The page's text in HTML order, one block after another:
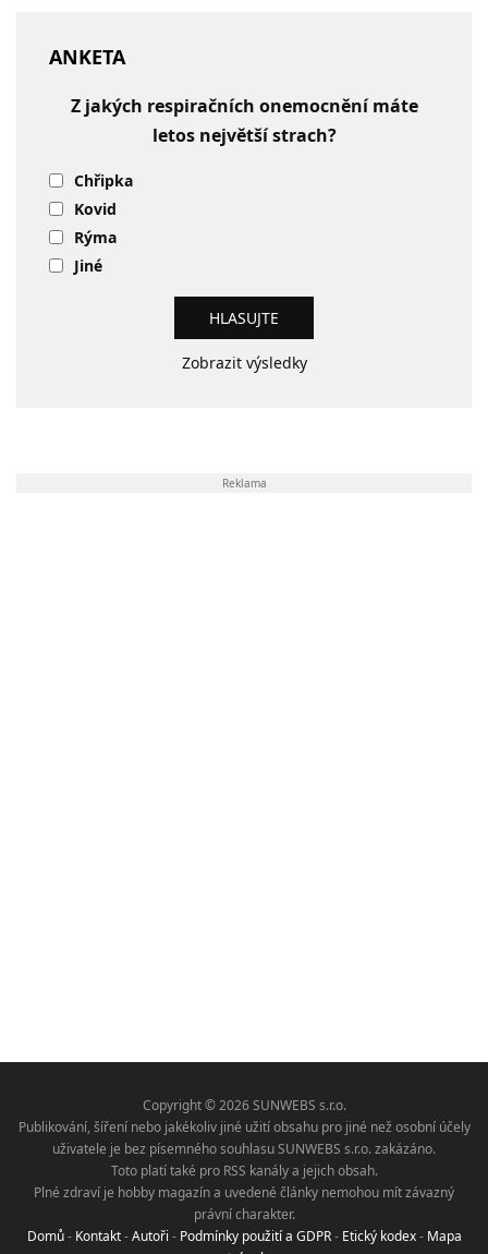
ANKETA
Z jakých respiračních onemocnění máte
letos největší strach?
Chřipka
Kovid
Rýma
Jiné
Zobrazit výsledky
Reklama
Copyright © 2026 SUNWEBS s.r.o.
Publikování, šíření nebo jakékoliv jiné užití obsahu pro jiné než osobní účely
uživatele je bez písemného souhlasu SUNWEBS s.r.o. zakázáno.
Toto platí také pro RSS kanály a jejich obsah.
Plné zdraví je hobby magazín a uvedené články nemohou mít závazný
právní charakter.
Domů- Kontakt-Autoři - Podmínky použití a GDPR- Etický kodex- Mapa